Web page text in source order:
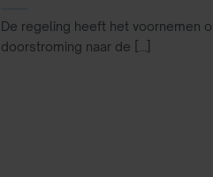
De regeling heeft het voornemen
doorstroming naar de [...]